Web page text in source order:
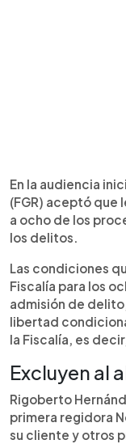
En la audiencia
(FGR) aceptó que
a ocho de los
los delitos.
Las condiciones
Fiscalía para los
admisión de
libertad
la Fiscalía, es
Excluyen al
Rigoberto
primera regidora
su cliente y otros